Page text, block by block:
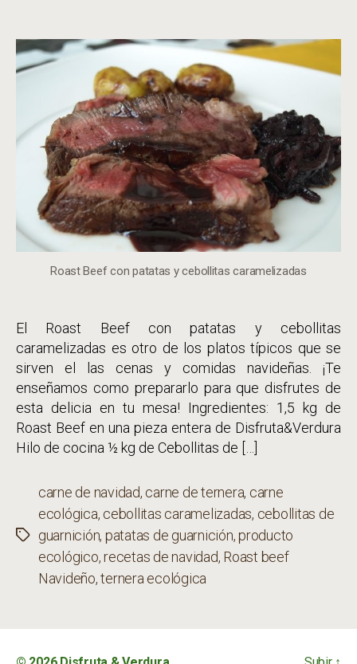
Roast Beef con patatas y cebollitas caramelizadas
El Roast Beef con patatas y cebollitas
caramelizadas es otro de los platos típicos que se
sirven el las cenas y comidas navideñas. ¡Te
enseñamos como prepararlo para que disfrutes de
esta delicia en tu mesa! Ingredientes: 1,5 kg de
Roast Beef en una pieza entera de Disfruta&Verdura
Hilo de cocina ½ kg de Cebollitas de […]
Etiquetas
carne de navidad, carne de ternera, carne
ecológica, cebollitas caramelizadas, cebollitas de
guarnición, patatas de guarnición,producto
ecológico,recetas de navidad, Roast beef
Navideño,ternera ecológica